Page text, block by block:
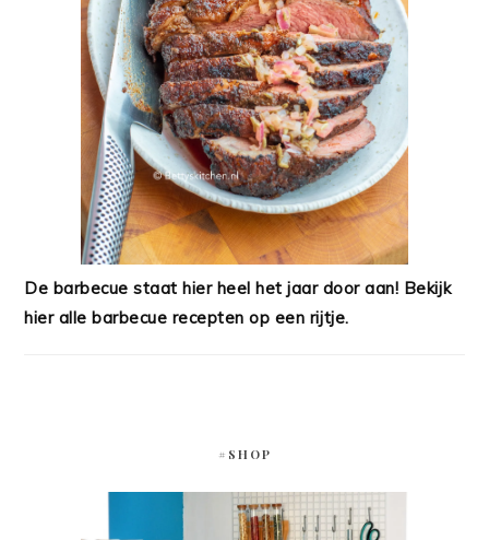
De barbecue staat hier heel het jaar door aan! Bekijk
hier alle barbecue recepten op een rijtje.
#SHOP